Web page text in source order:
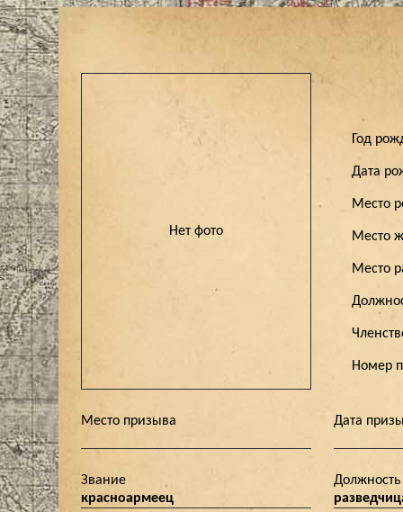
Нет фото
Год
Дата
Место
Место
Место
Номер
Место призыва Дата
Звание
красноармеец
Должность